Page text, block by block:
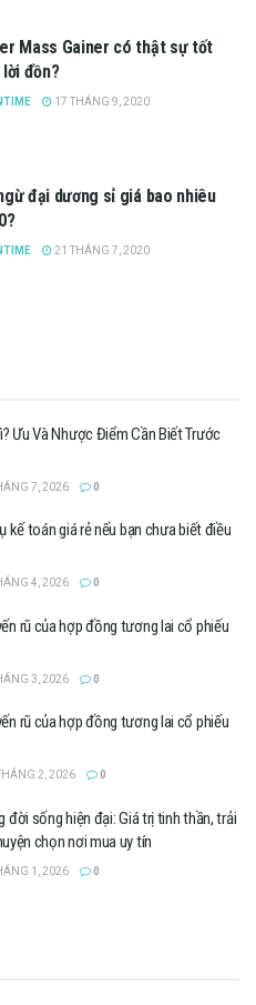
Mass Gainer có thật sự tốt
lời đồn?
17 THÁNG 9, 2020
đại dương sỉ giá bao nhiêu
21 THÁNG 7, 2020
Ưu Và Nhược Điểm Cần Biết Trước
7, 2026 0
kế toán giá rẻ nếu bạn chưa biết điều
4, 2026 0
rũ của hợp đồng tương lai cổ phiếu
3, 2026 0
rũ của hợp đồng tương lai cổ phiếu
2, 2026 0
đời sống hiện đại: Giá trị tinh thần, trải
chọn nơi mua uy tín
1, 2026 0